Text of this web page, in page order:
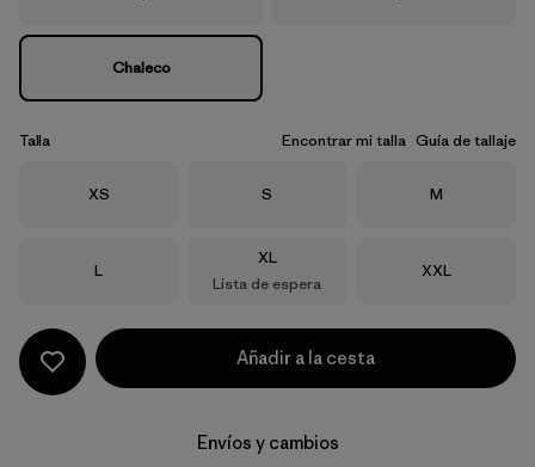
Chaleco
Talla Encontrar mi talla Guía de tallaje
Talla
XS Talla
S Talla
M
Talla
L
Talla
XL
Lista de espera
Talla
XXL
Añadir a la cesta
Envíos y cambios